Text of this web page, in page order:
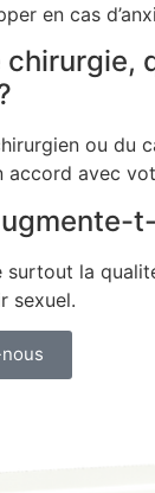
en cas
chirurgie,
ou du
accord avec
surtout la
sexuel.